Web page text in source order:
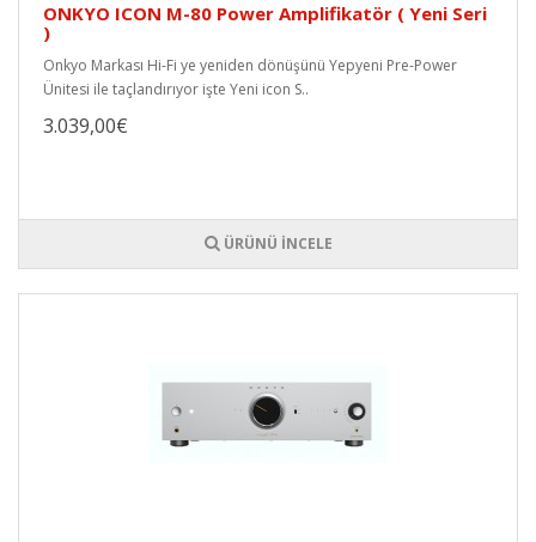
ONKYO ICON M-80 Power Amplifikatör ( Yeni Seri
)
Onkyo Markası Hi-Fi ye yeniden dönüşünü Yepyeni Pre-Power
Ünitesi ile taçlandırıyor işte Yeni icon S..
3.039,00€
ÜRÜNÜ İNCELE